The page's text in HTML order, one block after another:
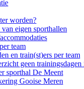
worden?
eigen sporthallen
team
en train(st)ers per team
geen
sporthal De Meent
Gooise Meren